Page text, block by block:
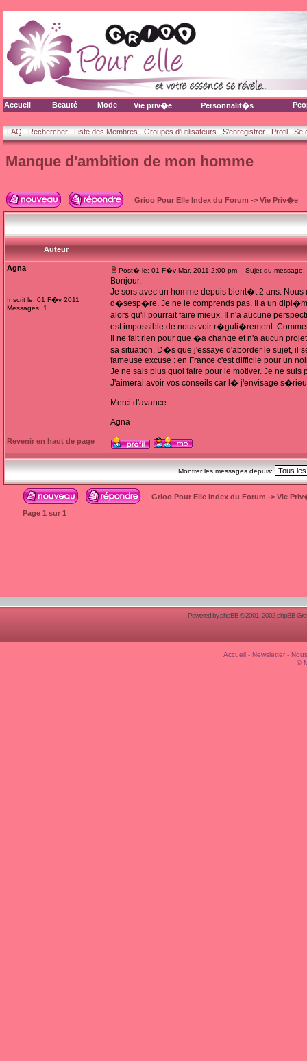
Accueil Beauté Mode Vie priv�e Personnalit�s
FAQ Rechercher Liste des Membres Groupes d'utilisateurs S'enregistrer Profil Se
Manque d'ambition de mon homme
Grioo Pour Elle Index du Forum -> Vie Priv�e
Auteur
Agna
Inscrit le: 01 F�v 2011
Messages: 1
Post� le: 01 F�v Mar, 2011 2:00 pm Sujet du message:
Bonjour,
Je sors avec un homme depuis bient�t 2 ans.
d�sesp�re. Je ne le comprends pas. Il a un
alors qu'il pourrait faire mieux. Il n'a aucune
est impossible de nous voir r�guli�rement.
Il ne fait rien pour que �a change et n'a aucun
sa situation. D�s que j'essaye d'aborder le sujet, il
fameuse excuse : en France c'est difficile pour un
Je ne sais plus quoi faire pour le motiver. Je ne
J'aimerai avoir vos conseils car l� j'envisage
Merci d'avance.
Agna
Revenir en haut de page
Montrer les messages depuis:
Grioo Pour Elle Index du Forum -> Vie
Page 1 sur 1
Powered byphpBB© 2001, 2002 phpBB
Accueil- Newsletter-
©